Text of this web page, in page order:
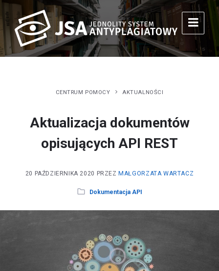
CENTRUM POMOCY AKTUALNOŚCI
Aktualizacja dokumentów
opisujących API REST
20 PAŹDZIERNIKA 2020 PRZEZMAŁGORZATA WARTACZ
Dokumentacja API